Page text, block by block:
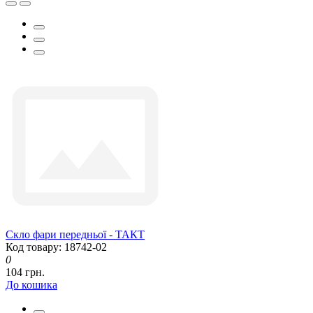
Скло фари передньої - ТАКТ
Код товару: 18742-02
0
104 грн.
До кошика